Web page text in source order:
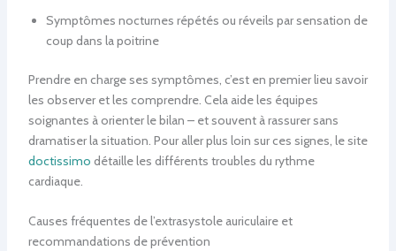
Symptômes nocturnes répétés ou réveils par sensation de
coup dans la poitrine
Prendre en charge ses symptômes, c’est en premier lieu savoir
les observer et les comprendre. Cela aide les équipes
soignantes à orienter le bilan – et souvent à rassurer sans
dramatiser la situation. Pour aller plus loin sur ces signes, le site
doctissimo détaille les différents troubles du rythme
cardiaque.
Causes fréquentes de l’extrasystole auriculaire et
recommandations de prévention